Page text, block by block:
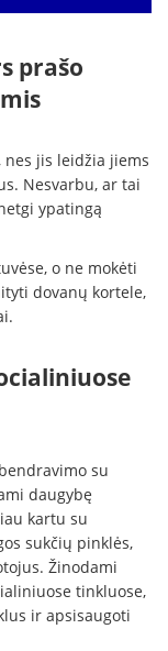
prašo
jis leidžia jiems
Nesvarbu, ar tai
ypatingą
o ne mokėti
dovanų kortele,
su
daugybę
kartu su
sukčių pinklės,
Žinodami
tinkluose,
ir apsisaugoti